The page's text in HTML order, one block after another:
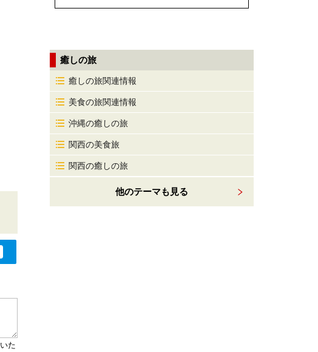
癒しの旅
癒しの旅関連情報
美食の旅関連情報
沖縄の癒しの旅
関西の美食旅
関西の癒しの旅
他のテーマも見る